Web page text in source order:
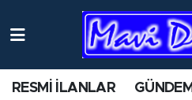
RESMİ İLANLAR GÜNDEM
ANTİK YERLER
Nöbetçi Eczaneler